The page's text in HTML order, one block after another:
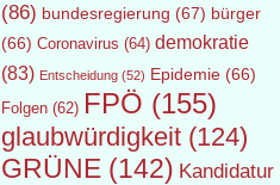
(86) bundesregierung (67) bürger
(66) Coronavirus (64) demokratie
(83) Entscheidung(52) Epidemie(66)
Folgen(62) FPÖ (155)
glaubwürdigkeit(124)
GRÜNE(142) Kandidatur